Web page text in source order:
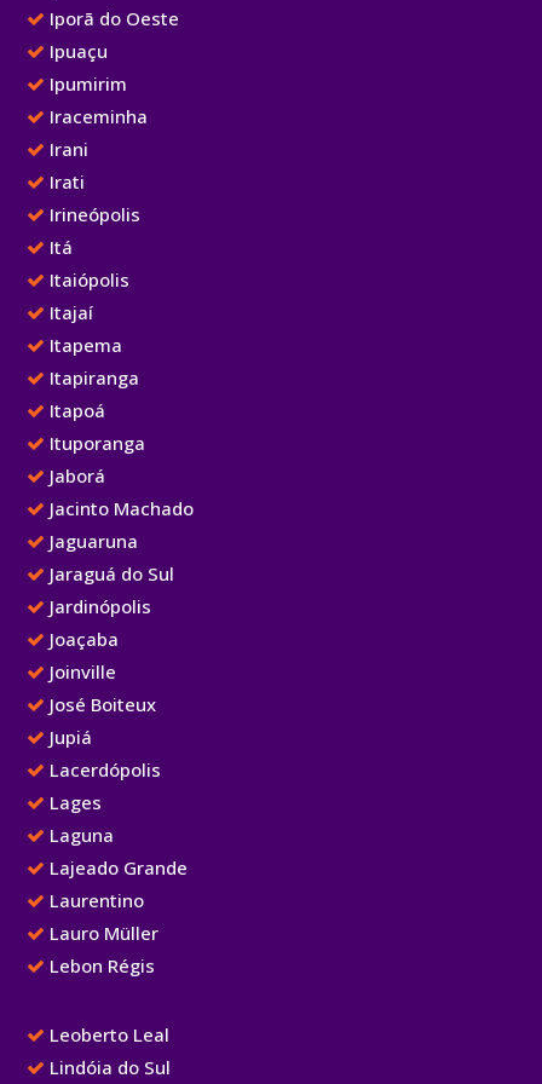
Iporã do Oeste
Ipuaçu
Ipumirim
Iraceminha
Irani
Irati
Irineópolis
Itá
Itaiópolis
Itajaí
Itapema
Itapiranga
Itapoá
Ituporanga
Jaborá
Jacinto Machado
Jaguaruna
Jaraguá do Sul
Jardinópolis
Joaçaba
Joinville
José Boiteux
Jupiá
Lacerdópolis
Lages
Laguna
Lajeado Grande
Laurentino
Lauro Müller
Lebon Régis
Leoberto Leal
Lindóia do Sul